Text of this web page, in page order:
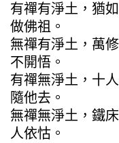
有禪有淨土，猶
做佛祖。
無禪有淨土，萬
不開悟。
有禪無淨土，十
隨他去。
無禪無淨土，鐵
人依怙。